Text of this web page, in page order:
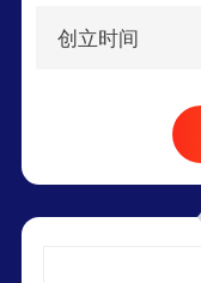
创立时间